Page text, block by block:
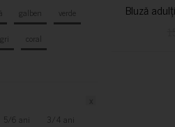
galben
verde
gri
coral
5/6 ani
3/4 ani
Bluză